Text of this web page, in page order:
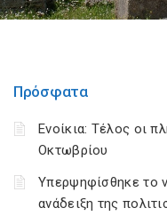
Πρόσφατα
Ενοίκια: Τέλος οι
Οκτωβρίου
Υπερψηφίσθηκε το
ανάδειξη της